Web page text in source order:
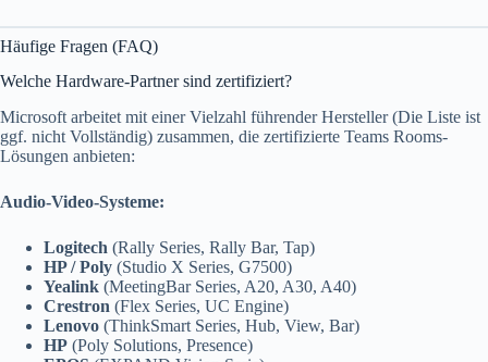
Häufige Fragen (FAQ)
Welche Hardware-Partner sind zertifiziert?
Microsoft arbeitet mit einer Vielzahl führender Hersteller (Die Liste ist
ggf. nicht Vollständig) zusammen, die zertifizierte Teams Rooms-
Lösungen anbieten:
Audio-Video-Systeme:
Logitech (Rally Series, Rally Bar, Tap)
HP / Poly (Studio X Series, G7500)
Yealink (MeetingBar Series, A20, A30, A40)
Crestron (Flex Series, UC Engine)
Lenovo (ThinkSmart Series, Hub, View, Bar)
HP (Poly Solutions, Presence)